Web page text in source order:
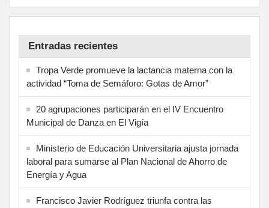
Entradas recientes
Tropa Verde promueve la lactancia materna con la
actividad “Toma de Semáforo: Gotas de Amor”
20 agrupaciones participarán en el IV Encuentro
Municipal de Danza en El Vigía
Ministerio de Educación Universitaria ajusta jornada
laboral para sumarse al Plan Nacional de Ahorro de
Energía y Agua
Francisco Javier Rodríguez triunfa contra las